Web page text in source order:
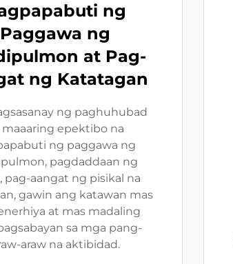
ng
Paggawa ng
at Pag-
ng Katatagan
ng paghuhubad
maaaring epektibo na
ng paggawa ng
pagdaddaan ng
pag-aangat ng pisikal na
gawin ang katawan mas
at mas madaling
sa mga pang-
araw na aktibidad.